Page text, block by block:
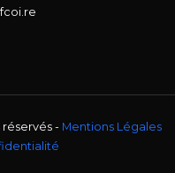
réservés - Mentions Légales